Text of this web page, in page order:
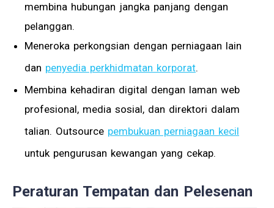
membina hubungan jangka panjang dengan
pelanggan.
Meneroka perkongsian dengan perniagaan lain
dan penyedia perkhidmatan korporat.
Membina kehadiran digital dengan laman web
profesional, media sosial, dan direktori dalam
talian. Outsource pembukuan perniagaan kecil
untuk pengurusan kewangan yang cekap.
Peraturan Tempatan dan Pelesenan